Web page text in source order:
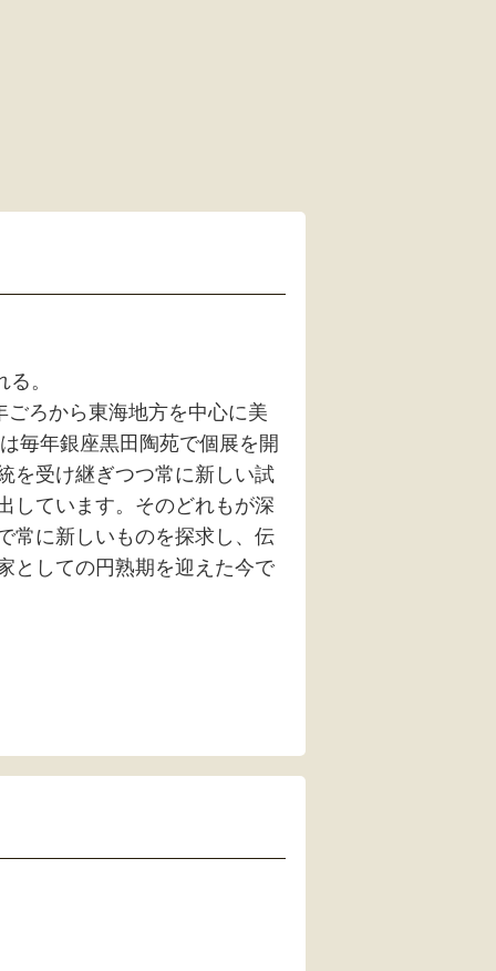
。
ろから東海地方を中心に美
毎年銀座黒田陶苑で個展を開
を受け継ぎつつ常に新しい試
しています。そのどれもが深
常に新しいものを探求し、伝
としての円熟期を迎えた今で